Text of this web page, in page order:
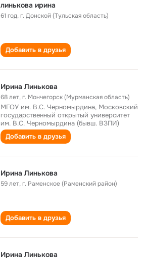
линькова ирина
61 год,г. Донской (Тульская область)
Добавить в друзья
Ирина Линькова
68 лет,г. Мончегорск (Мурманская область)
МГОУ им. В.С. Черномырдина, Московский
государственный открытый университет
им. В.С. Черномырдина (бывш. ВЗПИ)
Добавить в друзья
Ирина Линькова
59 лет,г. Раменское (Раменский район)
Добавить в друзья
Ирина Линькова